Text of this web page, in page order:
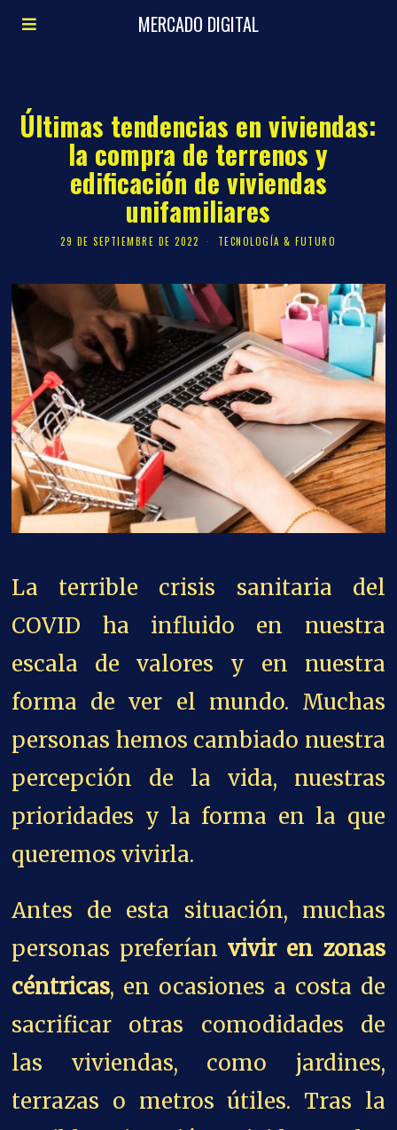
MERCADO DIGITAL
Últimas tendencias en viviendas:
la compra de terrenos y
edificación de viviendas
unifamiliares
29 DE SEPTIEMBRE DE 2022 TECNOLOGÍA & FUTURO
La terrible crisis sanitaria del
COVID ha influido en nuestra
escala de valores y en nuestra
forma de ver el mundo. Muchas
personas hemos cambiado nuestra
percepción de la vida, nuestras
prioridades y la forma en la que
queremos vivirla.
Antes de esta situación, muchas
personas preferían vivir en zonas
céntricas, en ocasiones a costa de
sacrificar otras comodidades de
las viviendas, como jardines,
terrazas o metros útiles. Tras la